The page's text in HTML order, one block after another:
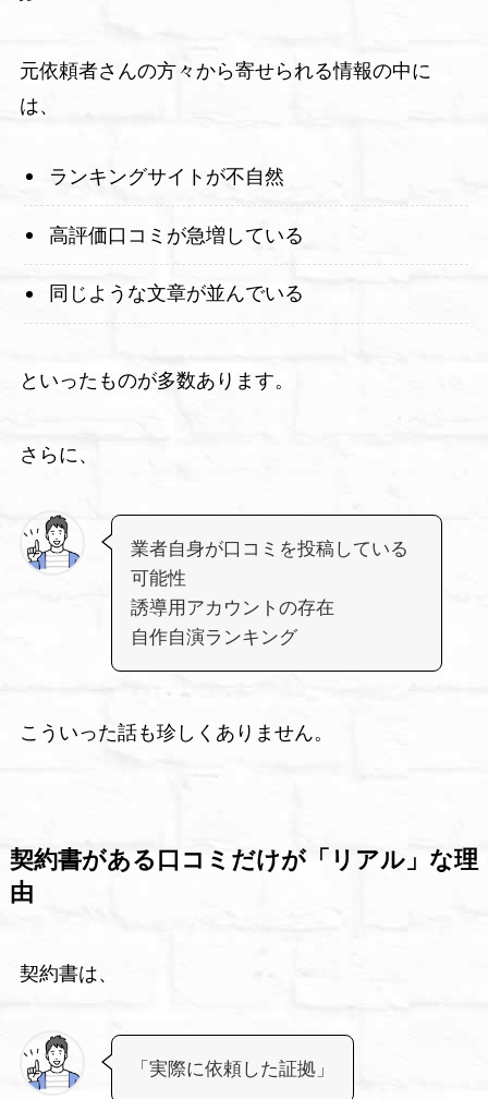
元依頼者さんの方々から寄せられる情報の中に
は、
ランキングサイトが不自然
高評価口コミが急増している
同じような文章が並んでいる
といったものが多数あります。
さらに、
業者自身が口コミを投稿している
可能性
誘導用アカウントの存在
自作自演ランキング
こういった話も珍しくありません。
契約書がある口コミだけが「リアル」な理
由
契約書は、
「実際に依頼した証拠」